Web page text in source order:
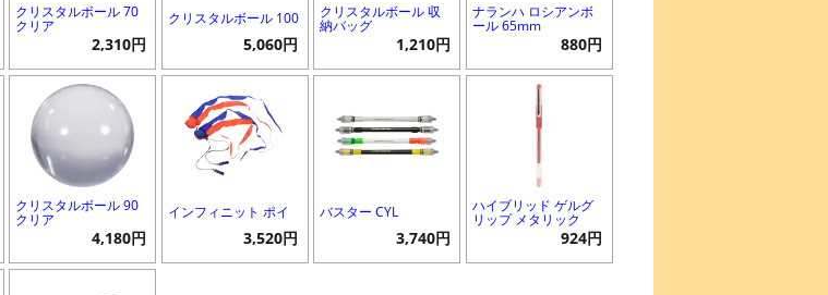
クリスタルボール 70
クリア
2,310円
クリスタルボール 100
5,060円
クリスタルボール 収
納バッグ
1,210円
ナランハ ロシアンボ
ール 65mm
880円
クリスタルボール 90
クリア
4,180円
インフィニット ポイ
3,520円
バスター CYL
3,740円
ハイブリッド ゲルグ
リップ メタリック
924円